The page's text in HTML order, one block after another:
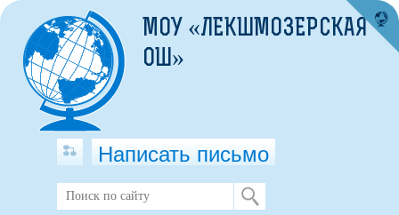
МОУ «ЛЕКШМОЗЕРСКАЯ
ОШ»
Написать письмо